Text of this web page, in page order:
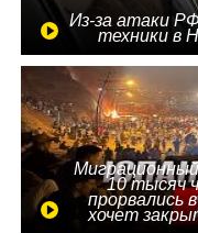
Из-за атаки
техники в
Миграционный
10 тысяч
прорвались
хочет